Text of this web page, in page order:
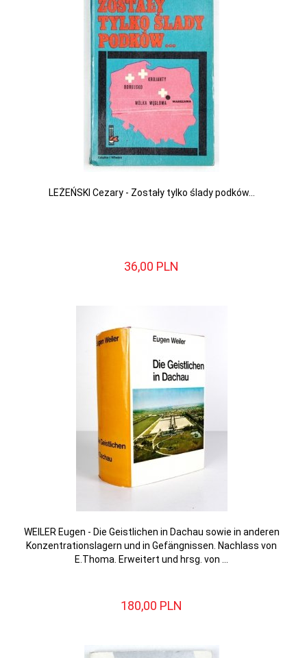
LEŻEŃSKI Cezary - Zostały tylko ślady podków...
36,00 PLN
WEILER Eugen - Die Geistlichen in Dachau sowie in anderen
Konzentrationslagern und in Gefängnissen. Nachlass von
E.Thoma. Erweitert und hrsg. von ...
180,00 PLN